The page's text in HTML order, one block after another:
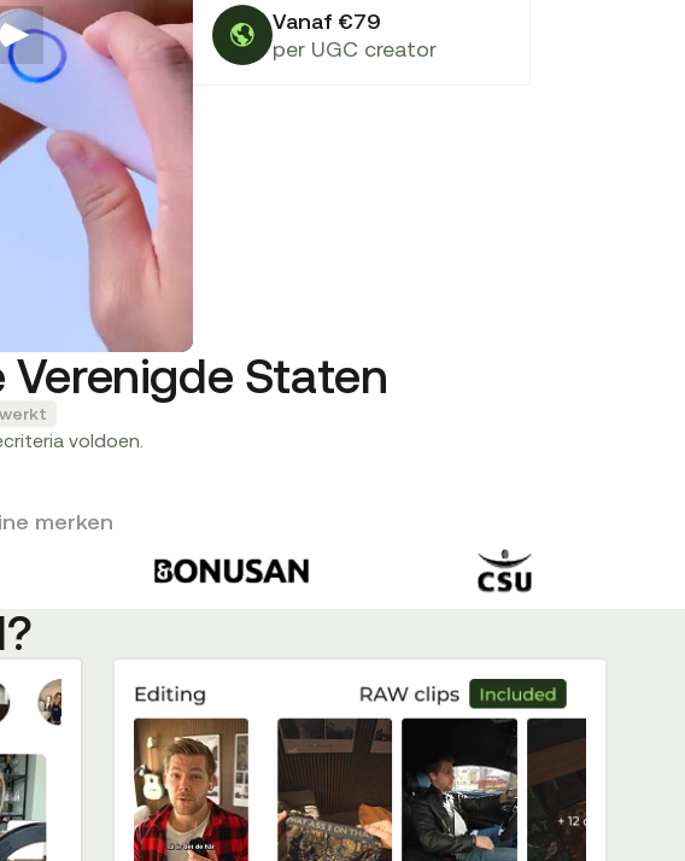
Vanaf €79
per UGC creator
Staten
voldoen.
merken